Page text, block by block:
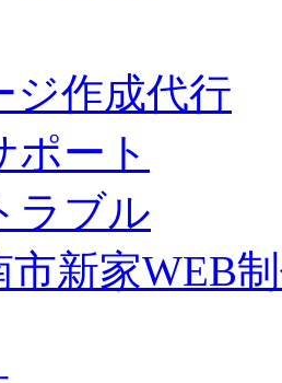
ジ作成代行
ポート
ラブル
市新家WEB